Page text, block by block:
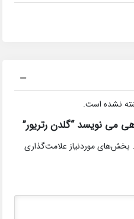
نشده است.
می نویسد “گلدن رتریور”
بخش‌های موردنیاز علامت‌گذاری